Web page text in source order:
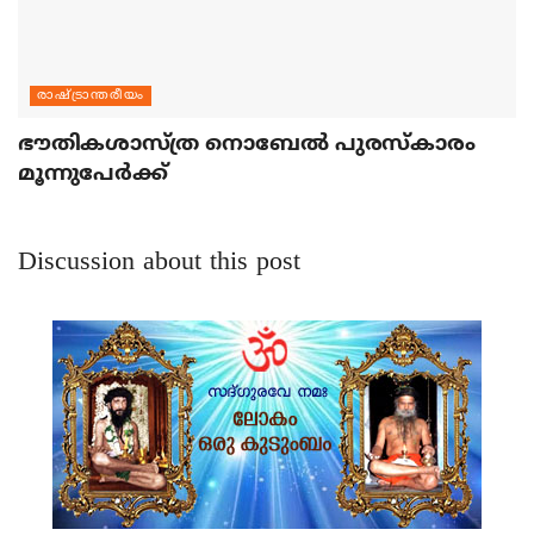
രാഷ്ട്രാന്തരീയം
ഭൗതികശാസ്ത്ര നൊബേല്‍ പുരസ്‌കാരം
മൂന്നുപേര്‍ക്ക്
Discussion about this post